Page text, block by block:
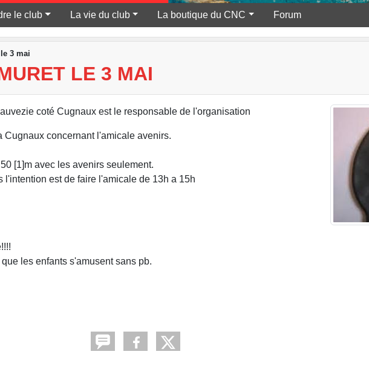
le club La vie du club La boutique du CNC Forum
3 mai
LE 3 MAI
coté Cugnaux est le responsable de l'organisation
Cugnaux concernant l'amicale avenirs.
[1]m avec les avenirs seulement.
l'intention est de faire l'amicale de 13h a 15h
les enfants s'amusent sans pb.